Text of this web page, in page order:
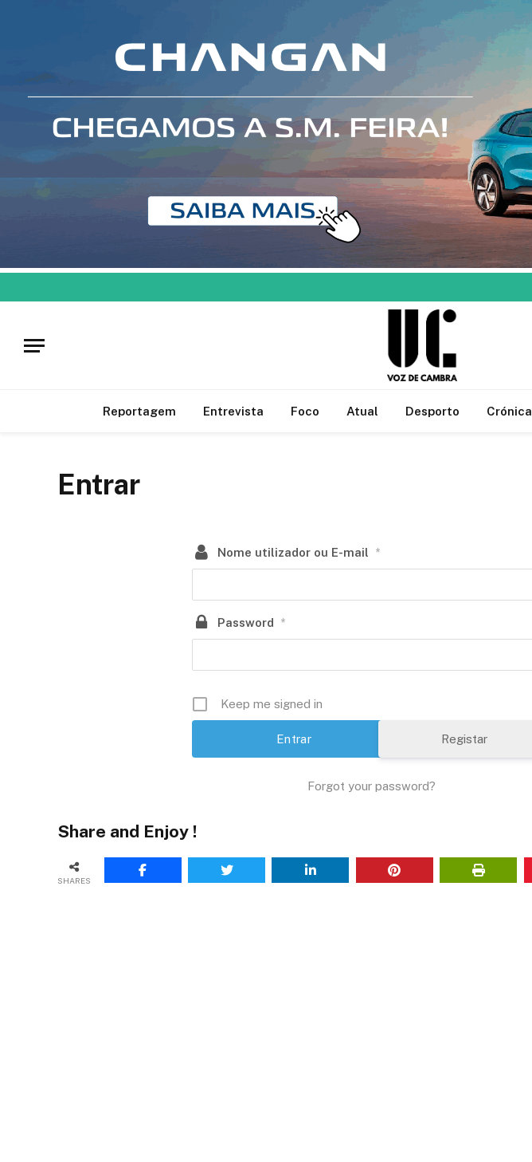
Reportagem Entrevista Foco Atual Desporto Crónica
Entrar
Nome utilizador ou E-mail *
Password *
Keep me signed in
Registar
Forgot your password?
Share and Enjoy !
SHARES